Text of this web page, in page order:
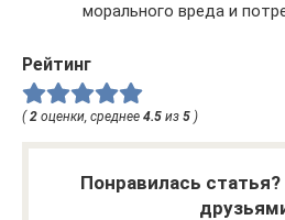
морального вреда и
Рейтинг
(2 оценки, среднее 4.5 из 5 )
Понравилась